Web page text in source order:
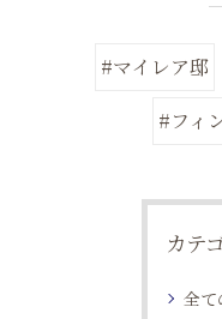
#マイレア邸
#フィ
カテ
全て